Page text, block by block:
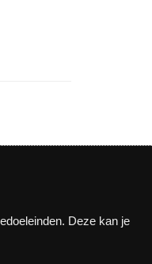
Deze kan je